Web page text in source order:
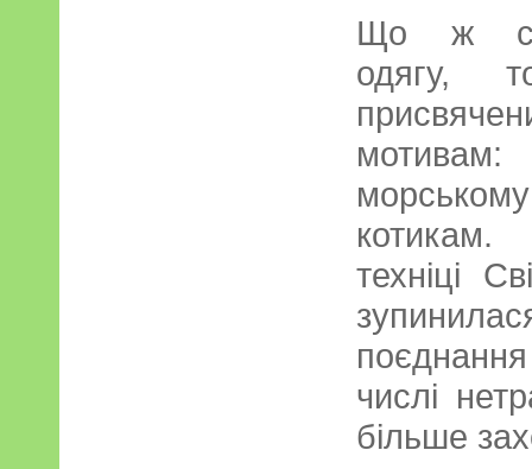
Що ж
одягу,
техніці
поєднання
числі
більше